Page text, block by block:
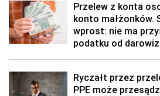
Przelew z konta
konto małżonków.
wprost: nie ma
podatku od
Ryczałt przez
PPE może